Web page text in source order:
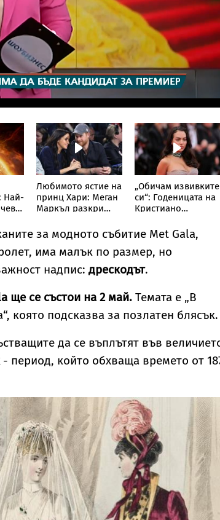
Най-
Любимото ястие на
принц Хари: Меган
Маркъл разкри
дома им
„Обичам извивките
си“: Годеницата на
Кристиано
на критиките към
тялото ѝ
за модното събитие Met Gala,
има малък по размер, но
надпис: дрескодът.
ще се състои на 2 май. Темата е „В
която подсказва за позлатен блясък.
да се въплътят във
- период, който обхваща времето от